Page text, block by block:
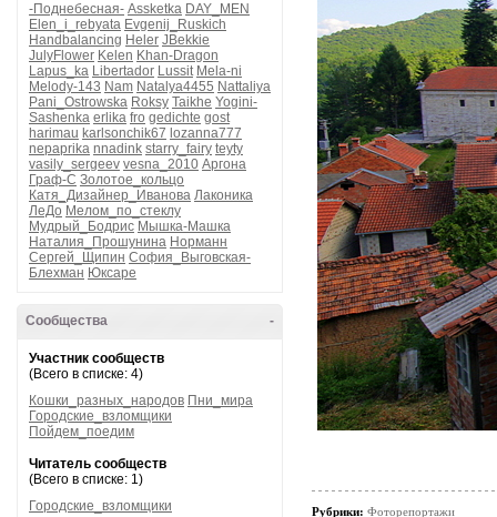
-Поднебесная- Assketka DAY_MEN
Elen_i_rebyata Evgenij_Ruskich
Handbalancing Heler JBekkie
JulyFlower Kelen Khan-Dragon
Lapus_ka Libertador Lussit Mela-ni
Melody-143 Nam Natalya4455 Nattaliya
Pani_Ostrowska Roksy Taikhe Yogini-
Sashenka erlika fro gedichte gost
harimau karlsonchik67 lozanna777
nepaprika nnadink starry_fairy teyty
vasily_sergeev vesna_2010 Аргона
Граф-С Золотое_кольцо
Катя_Дизайнер_Иванова Лаконика
ЛеДо Мелом_по_стеклу
Мудрый_Бодрис Мышка-Машка
Наталия_Прошунина Норманн
Сергей_Щипин София_Выговская-
Блехман Юксаре
-
Сообщества
Участник сообществ
(Всего в списке: 4)
Кошки_разных_народов Пни_мира
Городские_взломщики
Пойдем_поедим
Читатель сообществ
(Всего в списке: 1)
Городские_взломщики
Рубрики: Фоторепортажи